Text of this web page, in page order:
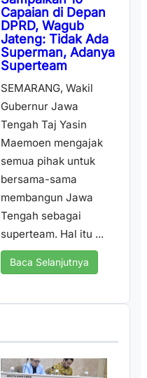
Capaian di Depan
DPRD, Wagub
Jateng: Tidak Ada
Superman, Adanya
Superteam
SEMARANG, Wakil
Gubernur Jawa
Tengah Taj Yasin
Maemoen mengajak
semua pihak untuk
bersama-sama
membangun Jawa
Tengah sebagai
superteam. Hal itu ...
Baca Selanjutnya